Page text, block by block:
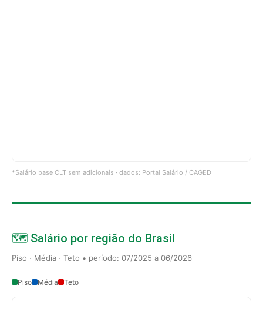
*Salário base CLT sem adicionais · dados: Portal Salário / CAGED
🗺️ Salário por região do Brasil
Piso · Média · Teto • período: 07/2025 a 06/2026
Piso Média Teto